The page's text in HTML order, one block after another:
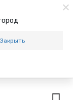
Закрыть